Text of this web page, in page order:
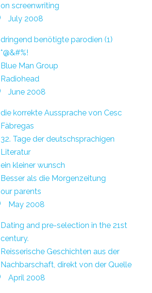
on screenwriting
July 2008
dringend benötigte parodien (1)
*@&#%!
Blue Man Group
Radiohead
June 2008
die korrekte Aussprache von Cesc
Fàbregas
32. Tage der deutschsprachigen
Literatur
ein kleiner wunsch
Besser als die Morgenzeitung
our parents
May 2008
Dating and pre-selection in the 21st
century.
Reisserische Geschichten aus der
Nachbarschaft, direkt von der Quelle
April 2008